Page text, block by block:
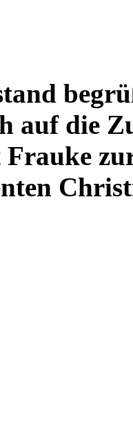
auf die
Frauke